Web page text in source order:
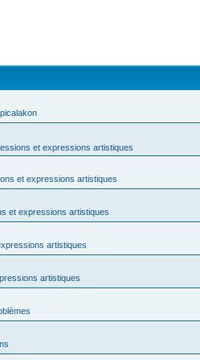
et expressions artistiques
et expressions artistiques
et expressions artistiques
artistiques
artistiques